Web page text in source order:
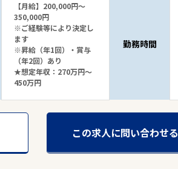
【月給】200,000円～
350,000円
※ご経験等により決定し
ます
※昇給（年1回）・賞与
（年2回）あり
★想定年収：270万円～
450万円
勤務時間
この求人に問い合わせる